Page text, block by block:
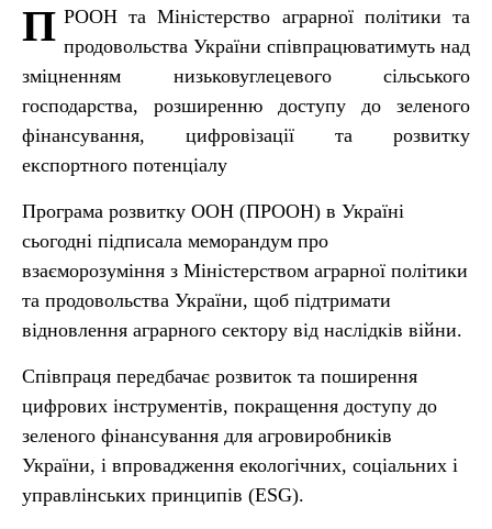
П РООН та Міністерство аграрної політики та
продовольства України співпрацюватимуть над
зміцненням низьковуглецевого сільського
господарства, розширенню доступу до зеленого
фінансування, цифровізації та розвитку
експортного потенціалу
Програма розвитку ООН (ПРООН) в Україні
сьогодні підписала меморандум про
взаєморозуміння з Міністерством аграрної політики
та продовольства України, щоб підтримати
відновлення аграрного сектору від наслідків війни.
Співпраця передбачає розвиток та поширення
цифрових інструментів, покращення доступу до
зеленого фінансування для агровиробників
України, і впровадження екологічних, соціальних і
управлінських принципів (ESG).